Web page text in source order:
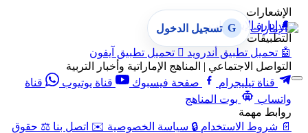
الإشعارات
🔔 إدارة الإشعارات
التطبيقات
🤖 تحميل تطبيق أندرويد  تحميل تطبيق آيفون
التواصل الاجتماعي | المناهج الإماراتية وأخبار التربية
قناة تيليجرام
صفحة فيسبوك قناة يوتيوب
قناة
واتساب
بوت المناهج
روابط مهمة
📄 شروط الاستخدام 🔒 سياسة الخصوصية ✉️ اتصل بنا ⚖️ حقوق
G تسجيل الدخول